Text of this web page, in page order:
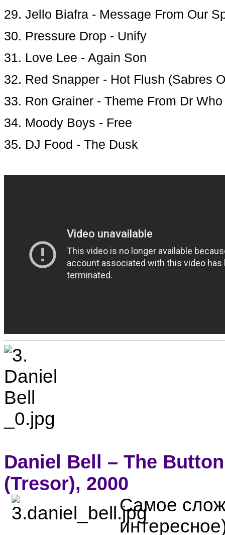
29. Jello Biafra - Message From Our
30. Pressure Drop - Unify
31. Love Lee - Again Son
32. Red Snapper - Hot Flush (Sabres
33. Ron Grainer - Theme From Dr
34. Moody Boys - Free
35. DJ Food - The Dusk
Daniel Bell – The
(Tresor), 2000
Самое